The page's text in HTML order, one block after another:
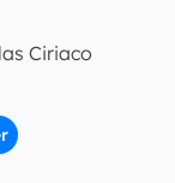
Ciriaco
Termos de